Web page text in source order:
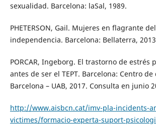
sexualidad. Barcelona: laSal, 1989.
PHETERSON, Gail. Mujeres en flagrante
independencia. Barcelona: Bellaterra,
PORCAR, Ingeborg. El trastorno de estrés
antes de ser el TEPT. Barcelona: Centro
Barcelona – UAB, 2017. Consulta en junio
http://www.aisbcn.cat/imv-pla-incidents-
victimes/formacio-experta-suport-